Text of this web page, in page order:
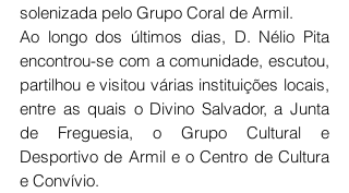
solenizada pelo Grupo Coral de Armil.
Ao longo dos últimos dias, D. Nélio Pita
encontrou-se com a comunidade, escutou,
partilhou e visitou várias instituições locais,
entre as quais o Divino Salvador, a Junta
de Freguesia, o Grupo Cultural e
Desportivo de Armil e o Centro de Cultura
e Convívio.